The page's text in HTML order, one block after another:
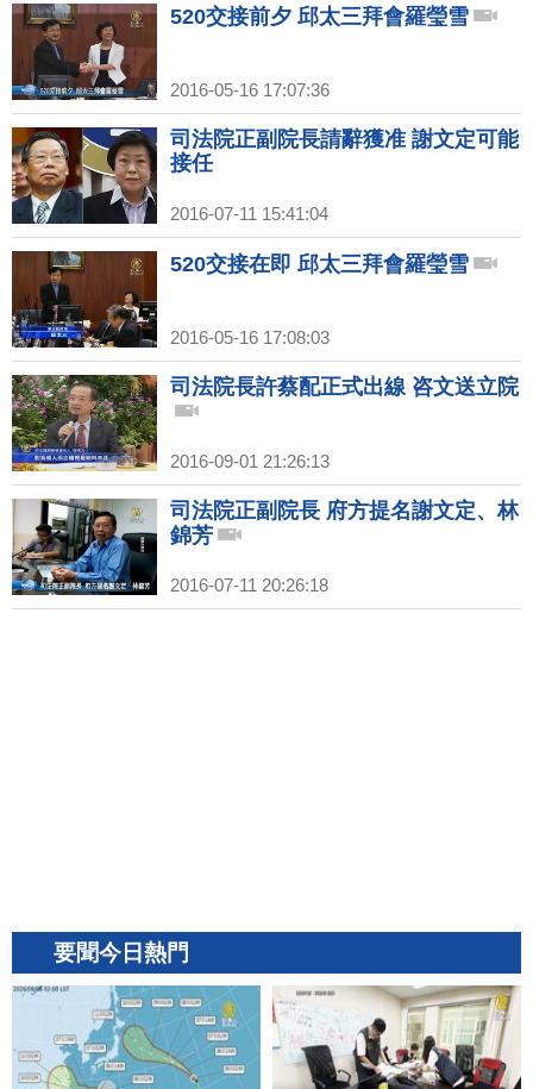
520交接前夕 邱太三拜會羅瑩雪
2016-05-16 17:07:36
司法院正副院長請辭獲准 謝文定可能
接任
2016-07-11 15:41:04
520交接在即 邱太三拜會羅瑩雪
2016-05-16 17:08:03
司法院長許蔡配正式出線 咨文送立院
2016-09-01 21:26:13
司法院正副院長 府方提名謝文定、林
錦芳
2016-07-11 20:26:18
要聞今日熱門